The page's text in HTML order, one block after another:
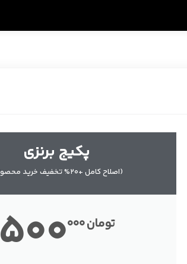
پکیج برنزی
(اصلاح کامل +20% تخفیف خرید محصول )
500000تومان